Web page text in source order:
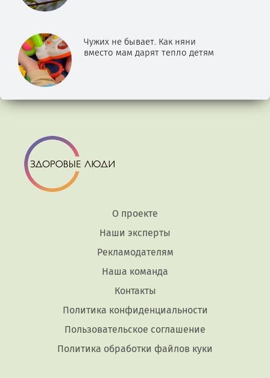
Чужих не бывает. Как няни
вместо мам дарят тепло детям
О проекте
Наши эксперты
Рекламодателям
Наша команда
Контакты
Политика конфиденциальности
Пользовательское соглашение
Политика обработки файлов куки